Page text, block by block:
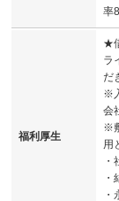
率
福利厚生
★
ラ
だ
※
会
※
用